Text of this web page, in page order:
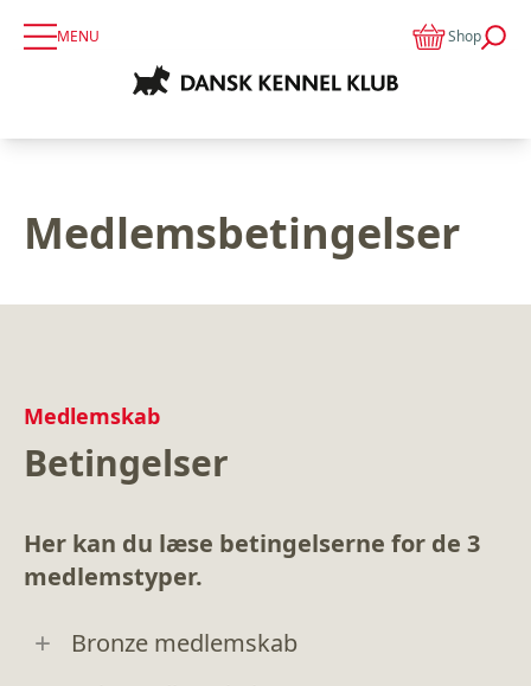
MENU Shop
Medlemsbetingelser
Medlemskab
Betingelser
Her kan du læse betingelserne for de 3
medlemstyper.
Bronze medlemskab